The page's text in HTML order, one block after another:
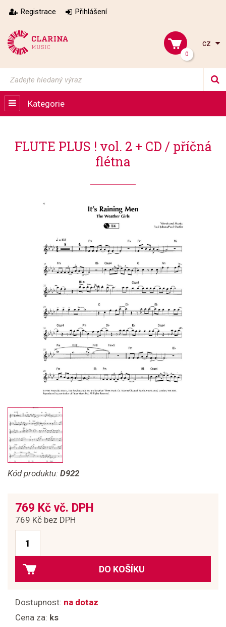
Registrace Přihlášení
0
cz
Kategorie
FLUTE PLUS ! vol. 2 + CD / příčná
flétna
Kód produktu: D922
769 Kč vč. DPH
769 Kč bez DPH
DO KOŠÍKU
Dostupnost: na dotaz
Cena za: ks